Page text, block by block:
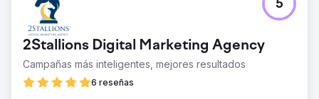
2Stallions Digital Marketing Agency
Campañas más inteligentes, mejores resultados
6 reseñas
5